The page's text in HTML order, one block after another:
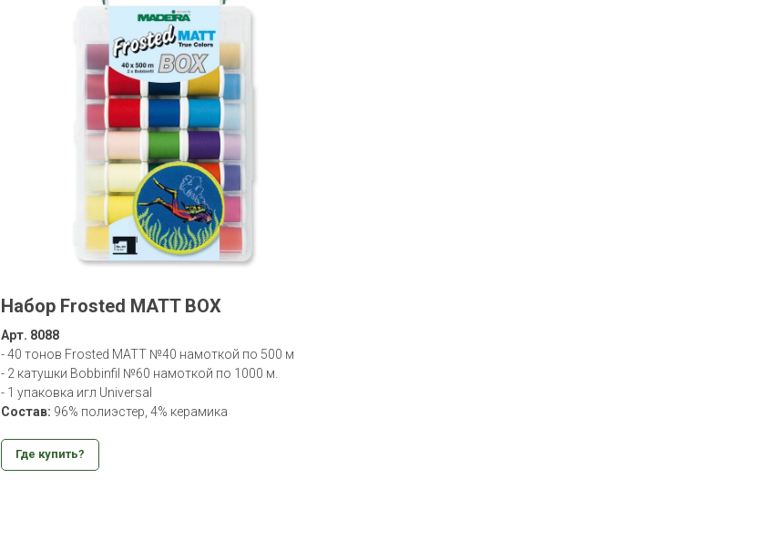
Набор Frosted MATT BOX
Арт. 8088
- 40 тонов Frosted MATT №40 намоткой по 500 м
- 2 катушки Bobbinfil №60 намоткой по 1000 м.
- 1 упаковка игл Universal
Состав: 96% полиэстер, 4% керамика
Где купить?